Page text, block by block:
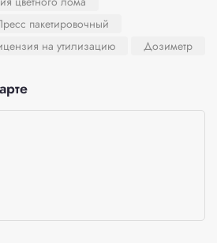
пакетировочный
на утилизацию Дозиметр